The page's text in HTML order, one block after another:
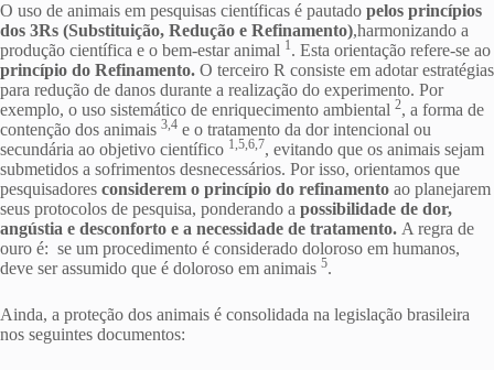
O uso de animais em pesquisas científicas é pautado pelos princípios
dos 3Rs (Substituição, Redução e Refinamento),harmonizando a
produção científica e o bem-estar animal 1. Esta orientação refere-se ao
princípio do Refinamento. O terceiro R consiste em adotar estratégias
para redução de danos durante a realização do experimento. Por
exemplo, o uso sistemático de enriquecimento ambiental 2, a forma de
contenção dos animais 3,4 e o tratamento da dor intencional ou
secundária ao objetivo científico 1,5,6,7, evitando que os animais sejam
submetidos a sofrimentos desnecessários. Por isso, orientamos que
pesquisadores considerem o princípio do refinamento ao planejarem
seus protocolos de pesquisa, ponderando a possibilidade de dor,
angústia e desconforto e a necessidade de tratamento. A regra de
ouro é: se um procedimento é considerado doloroso em humanos,
deve ser assumido que é doloroso em animais 5.
Ainda, a proteção dos animais é consolidada na legislação brasileira
nos seguintes documentos: